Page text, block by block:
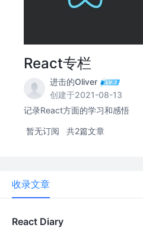
React专栏
进击的Oliver
创建于2021-08-13
记录React方面的学习和感悟
暂无订阅 共2篇文章
收录文章
React Diary